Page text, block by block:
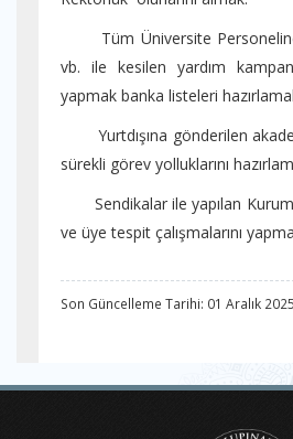
Tüm Üniversite
vb. ile kesilen yardım
yapmak banka listeleri
Yurtdışına gönderilen
sürekli görev yolluklarını
Sendikalar ile yapılan Kurum
ve üye tespit çalışmalarını
Son Güncelleme Tarihi: 01 Aralık